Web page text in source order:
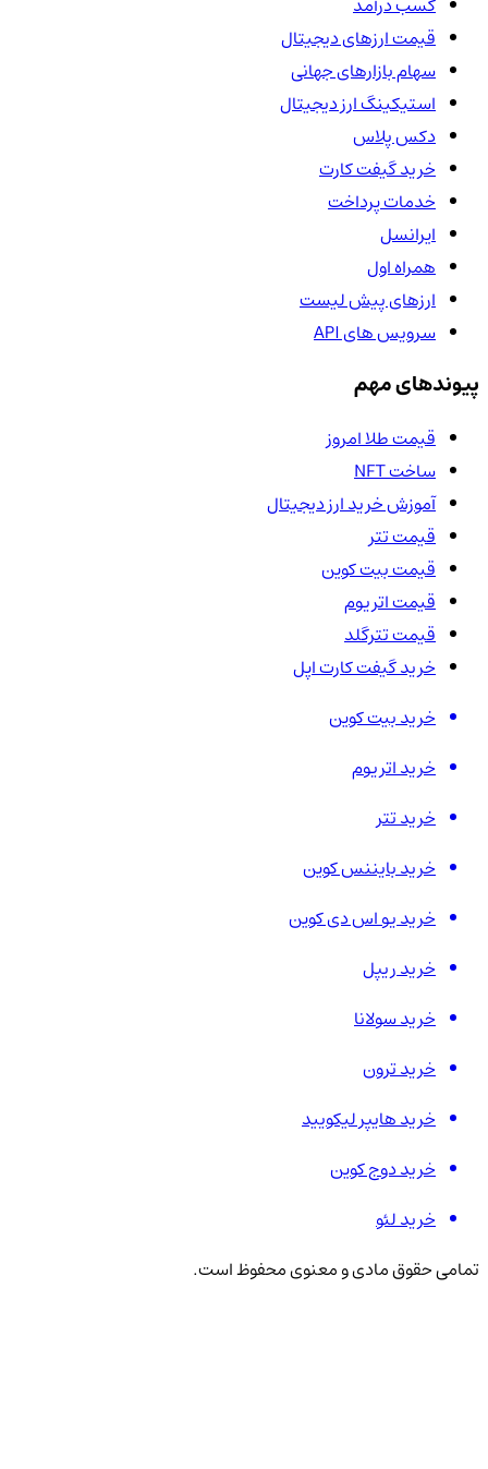
قیمت ارزهای دیجیتال
سهام بازارهای جهانی
استیکینگ ارز دیجیتال
دکس پلاس
خرید گیفت کارت
خدمات پرداخت
ایرانسل
همراه اول
ارزهای پیش لیست
سرویس های API
پیوندهای مهم
قیمت طلا امروز
ساخت NFT
آموزش خرید ارز دیجیتال
قیمت تتر
قیمت بیت کوین
قیمت اتریوم
قیمت تترگلد
خرید گیفت کارت اپل
خرید بیت کوین
خرید اتریوم
خرید تتر
خرید بایننس کوین
خرید یو اس دی کوین
خرید ریپل
خرید سولانا
خرید ترون
خرید هایپر لیکویید
خرید دوج کوین
خرید لئو
تمامی حقوق مادی و معنوی محفوظ است.